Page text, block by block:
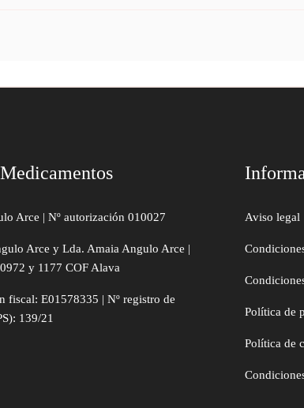
Arce | Nº autorización 010027
Arce y Lda. Amaia Angulo Arce |
y 1177 COF Alava
fiscal: E01578335 | Nº registro de
139/21
Aviso legal
Política de
Política de